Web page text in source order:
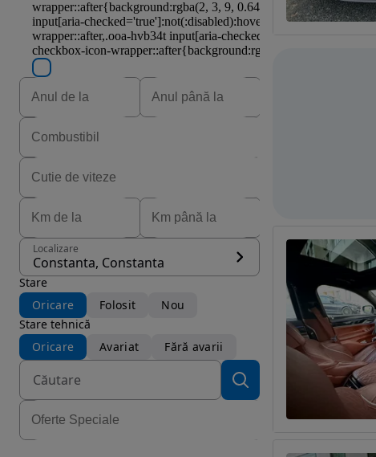
Localizare
Constanta, Constanta
Stare
Oricare
Folosit
Nou
Stare tehnică
Oricare
Avariat Fără avarii